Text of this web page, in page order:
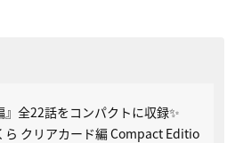
全22話をコンパクトに収録✨
ら クリアカード編 Compact Editio